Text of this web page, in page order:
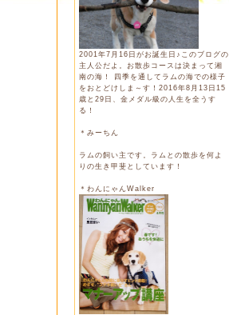
2001年7月16日がお誕生日♪このブログの
主人公だよ。お散歩コースは決まって湘
南の海！ 四季を通してラムの海での様子
をおとどけしま～す！2016年8月13日15
歳と29日、金メダル級の人生を全うす
る！
＊みーちん
ラムの飼い主です。ラムとの散歩を何よ
りの生き甲斐としています！
＊わんにゃんWalker